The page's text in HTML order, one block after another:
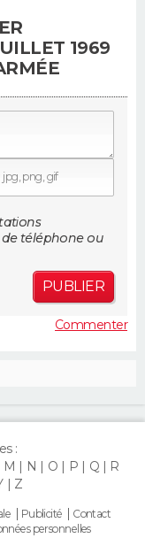
1969
jpg, png, gif
de téléphone ou
PUBLIER
Commenter
:
M N O P Q
R
Z
Publicité
Contact
personnelles